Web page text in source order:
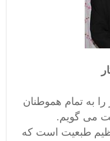
به تمام هموطنان
می گویم.
طبعیت است که